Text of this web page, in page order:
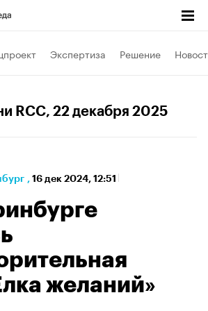
Экспертиза Решение
RCC, 22 декабря 2025
, 16 дек 2024, 12:51
желаний»